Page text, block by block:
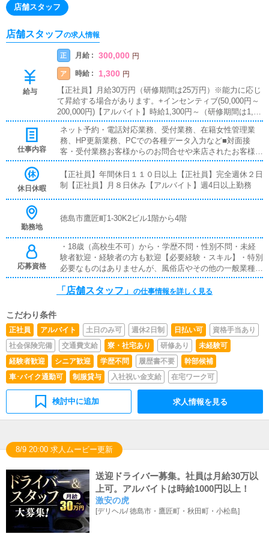
店舗スタッフ
店舗スタッフの求人情報
給与
正 月給 : 300,000 円
ア 時給 : 1,300 円
【正社員】月給30万円（研修期間は25万円）※能力に応じ
て昇給する場合があります。+インセンティブ(50,000円～
200,000円)【アルバイト】時給1,300円～（研修期間は1,00
0円）週4日以上1日8時間勤務可能な方■インセンティブあ
り■賞与あり■昇給あり■残業代支給■試用期間あり■日払い
可■週払い可
仕事内容
ネット予約・電話対応業務、受付業務、在籍女性管理業
務、HP更新業務、PCでの各種データ入力など■対面接
客・受付業務お客様からのお問合せや来店されたお客様の
案内を行っていただきます。予約の確認や、会計作業、注
意事項の喚起などをお願いします。簡単なマニュアルや、
先輩スタッフに付いて業務内容を見ながら徐々に覚えてい
ていただきます。【新規のお客様の増加】【お客様のリピ
上UPに繋がる施策の提案を行っていただきます。■キャス
ト管理お店で働いていただいているキャストの方が稼げる
ようにインターネットを使ったPR（写メ日記）などの使
い方などのアドバイスを行っていただきます。■PC更新業
業を行っていただきます。キャストの出勤情報やイベン
題ありません。PCが苦手な人でも簡単にできます。■清
掃・備品管理お客様やキャストの方に快適にお過ごしいた
だくため、店内の清掃や備品の管理・補充を行っていただ
きます。
休日休暇
【正社員】年間休日１１０日以上【正社員】完全週休２日
制【正社員】月８日休み【アルバイト】週4日以上勤務
勤務地
徳島市鷹匠町1-30K2ビル1階から4階
応募資格
・18歳（高校生不可）から・学歴不問・性別不問・未経
験者歓迎・経験者の方も歓迎【必要経験・スキル】・特別
必要なものはありませんが、風俗店やその他の一般業種で
の接客経験がある方は特に大歓迎です。・また、ヘブンネ
ットなどの風俗ポータルサイトの更新をしたことがある方
「店舗スタッフ」 の仕事情報を詳しく見る
こだわり条件
正社員 アルバイト 土日のみ可 週休2日制 日払い可
資格手当あり
社会保険完備
交通費支給 寮・社宅あり 研修あり
未経験可
経験者歓迎
シニア歓迎 学歴不問 履歴書不要
幹部候補
車･バイク通勤可
制服貸与 入社祝い金支給 在宅ワーク可
検討中に追加 求人情報を見る
8/9 20:00 求人ムービー更新
送迎ドライバー募集。社員は月給30万以
上可。アルバイトは時給1000円以上！
激安の虎
[デリヘル/徳島市・鷹匠町・秋田町・小松島]